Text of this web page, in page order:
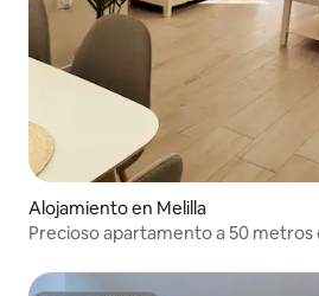
Alojamiento en Melilla
Precioso apartamento a 50 metros